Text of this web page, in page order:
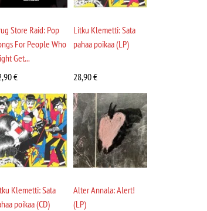
Store Raid: Pop
For People Who
Get...
€
Litku Klemetti: Sata
pahaa poikaa (LP)
28,90€
Klemetti: Sata
poikaa (CD)
Alter Annala: Alert!
(LP)